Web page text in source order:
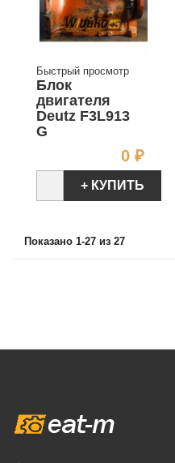
Быстрый просмотр
Блок
двигателя
Deutz F3L913
G
0 ₽Цена
+ КУПИТЬ
Показано 1-27 из 27